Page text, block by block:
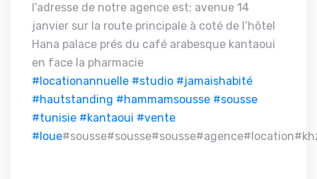
l'adresse de notre agence est: avenue 14
janvier sur la route principale à coté de l’hôtel
Hana palace prés du café arabesque kantaoui
en face la pharmacie
#locationannuelle #studio #jamaishabité
#hautstanding #hammamsousse #sousse
#tunisie #kantaoui #vente
#loue